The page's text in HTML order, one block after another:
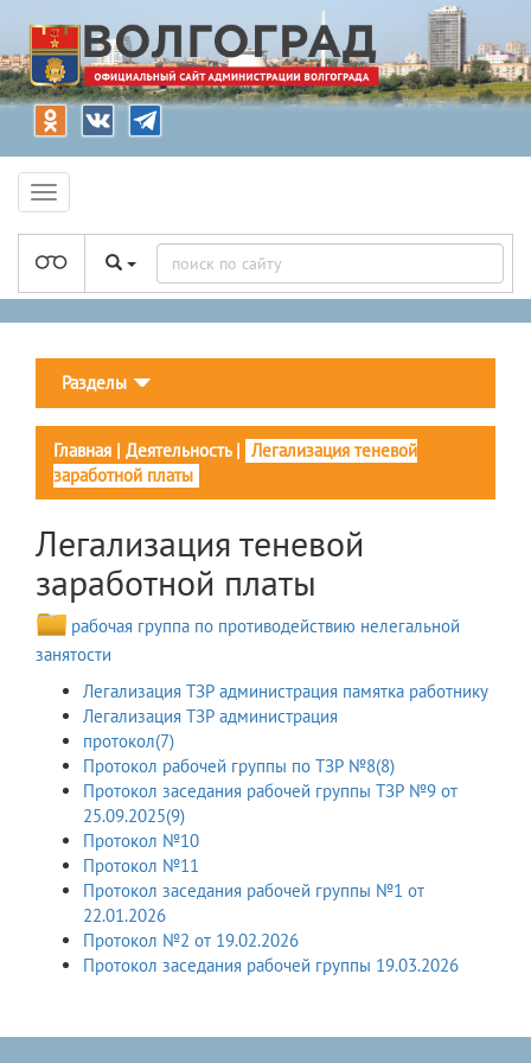
Разделы
Главная | Деятельность| Легализация теневой
заработной платы
Легализация теневой
заработной платы
рабочая группа по противодействию нелегальной
занятости
Легализация ТЗР администрация памятка работнику
Легализация ТЗР администрация
протокол(7)
Протокол рабочей группы по ТЗР №8(8)
Протокол заседания рабочей группы ТЗР №9 от
25.09.2025(9)
Протокол №10
Протокол №11
Протокол заседания рабочей группы №1 от
22.01.2026
Протокол №2 от 19.02.2026
Протокол заседания рабочей группы 19.03.2026